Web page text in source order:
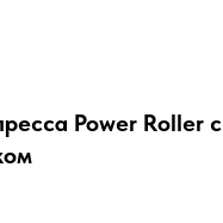
Power Roller с